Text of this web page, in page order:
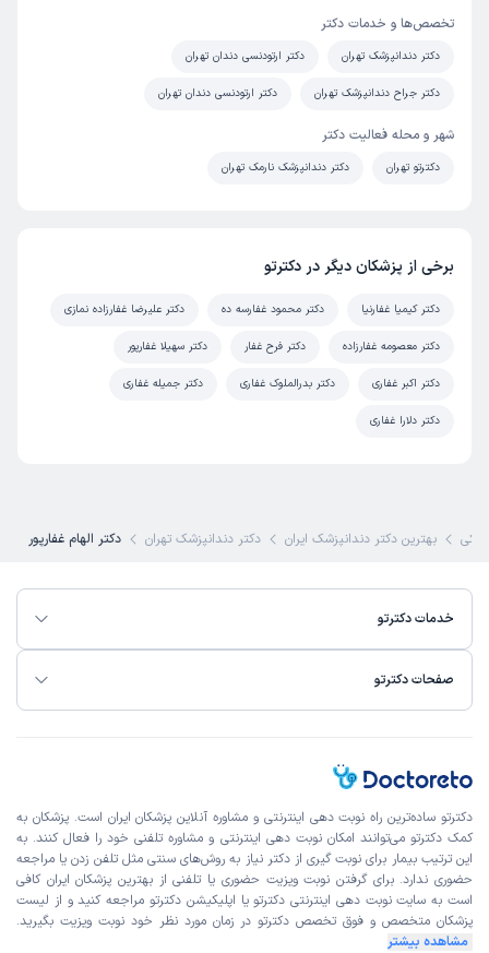
تخصص‌ها و خدمات دکتر
دکتر دندانپزشک تهران دکتر ارتودنسی دندان تهران
دکتر جراح دندانپزشک تهران دکتر ارتودنسی دندان تهران
شهر و محله فعالیت دکتر
دکترتو تهران دکتر دندانپزشک نارمک تهران
برخی از پزشکان دیگر در دکترتو
دکتر کیمیا غفارنیا دکتر محمود غفارسه ده دکتر علیرضا غفارزاده نمازی
دکتر معصومه غفارزاده دکتر فرح غفار دکتر سهیلا غفارپور
دکتر اکبر غفاری دکتر بدرالملوک غفاری دکتر جمیله غفاری
دکتر دلارا غفاری
بهترین دکتر دندانپزشک ایران دکتر دندانپزشک تهران دکتر الهام غفارپور
خدمات دکترتو
صفحات دکترتو
دکترتو ساده‌ترین راه نوبت‌ دهی اینترنتی و مشاوره آنلاین پزشکان ایران است. پزشکان به
کمک دکترتو می‌توانند امکان نوبت دهی اینترنتی و مشاوره تلفنی خود را فعال کنند. به
این ترتیب بیمار برای نوبت گیری از دکتر نیاز به روش‌های سنتی مثل تلفن زدن یا مراجعه
حضوری ندارد. برای گرفتن نوبت ویزیت حضوری یا تلفنی از بهترین پزشکان ایران کافی
است به سایت نوبت دهی اینترنتی دکترتو یا اپلیکیشن دکترتو مراجعه کنید و از لیست
پزشکان متخصص و فوق تخصص دکترتو در زمان مورد نظر خود نوبت ویزیت بگیرید.
مشاهده بیشتر